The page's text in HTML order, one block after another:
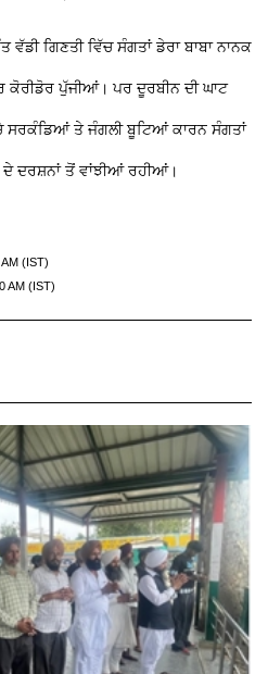
ਗਿਣਤੀ ਵਿੱਚ ਸੰਗਤਾਂ ਡੇਰਾ ਬਾਬਾ ਨਾਨਕ
ਪੁੱਜੀਆਂ। ਪਰ ਦੂਰਬੀਨ ਦੀ ਘਾਟ
ਸਰਕੰਡਿਆਂ ਤੇ ਜੰਗਲੀ ਬੂਟਿਆਂ ਕਾਰਨ ਸੰਗਤਾਂ
ਦਰਸ਼ਨਾਂ ਤੋਂ ਵਾਂਝੀਆਂ ਰਹੀਆਂ।
(IST)
AM (IST)